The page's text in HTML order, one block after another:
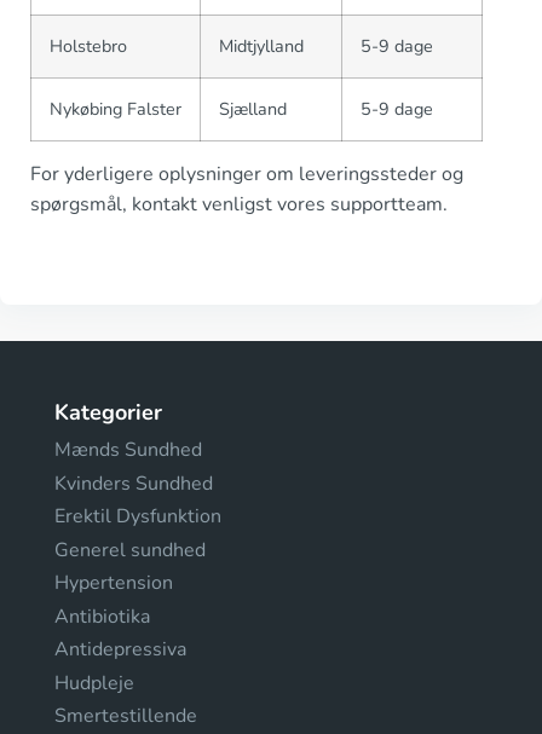
Holstebro Midtjylland 5-9 dage
Nykøbing Falster Sjælland 5-9 dage
For yderligere oplysninger om leveringssteder og
spørgsmål, kontakt venligst vores supportteam.
Kategorier
Mænds Sundhed
Kvinders Sundhed
Erektil Dysfunktion
Generel sundhed
Hypertension
Antibiotika
Antidepressiva
Hudpleje
Smertestillende